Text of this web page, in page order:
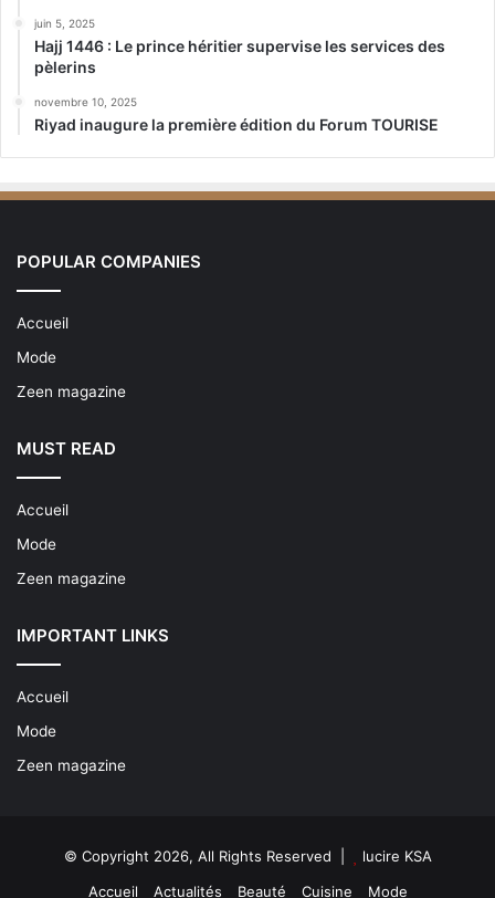
juin 5, 2025
Hajj 1446 : Le prince héritier supervise les services des
pèlerins
novembre 10, 2025
Riyad inaugure la première édition du Forum TOURISE
POPULAR COMPANIES
Accueil
Mode
Zeen magazine
MUST READ
Accueil
Mode
Zeen magazine
IMPORTANT LINKS
Accueil
Mode
Zeen magazine
© Copyright 2026, All Rights Reserved |
lucire KSA
Accueil
Actualités Beauté Cuisine Mode